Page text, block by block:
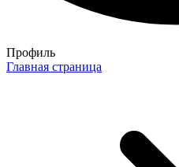
Профиль
Главная страница